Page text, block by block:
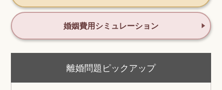
婚姻費用シミュレーション
離婚問題ピックアップ